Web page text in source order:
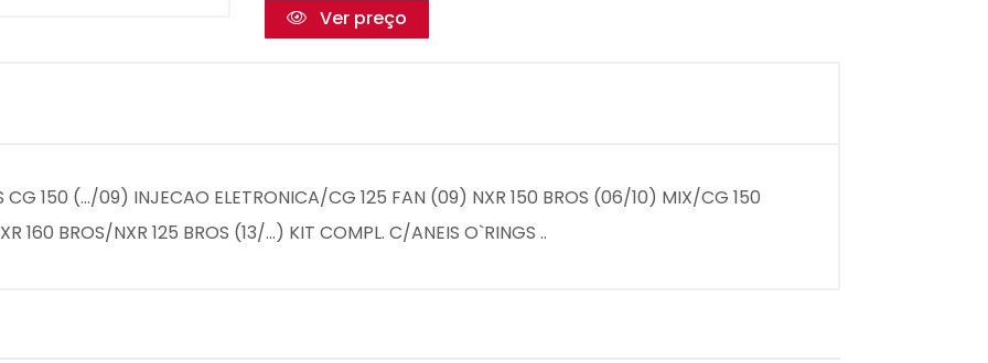
Ver preço
150 (.../09) INJECAO ELETRONICA/CG 125 FAN (09) NXR 150 BROS (06/10) MIX/CG 150
160 BROS/NXR 125 BROS (13/...) KIT COMPL. C/ANEIS O`RINGS ..